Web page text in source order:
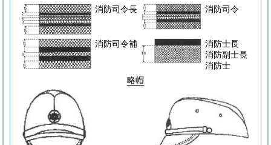
消防司令長
消防司令
消防司令補
消防士長
消防副士長
消防士
略帽